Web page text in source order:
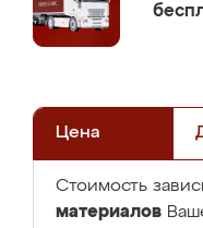
Цена
Стоимость
материалов